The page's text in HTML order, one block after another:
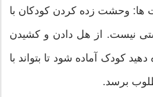
ها: وحشت زده کردن کودکان با
نیست. از هل دادن و کشیدن
کودک آماده شود تا بتواند با
برسد.